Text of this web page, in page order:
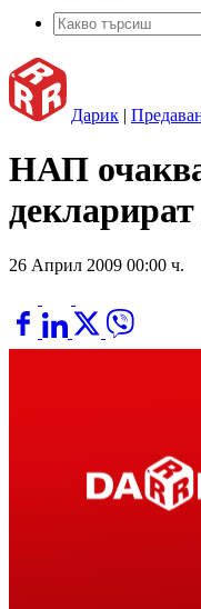
Дарик |
НАП
декларират
26 Април 2009 00:00 ч.